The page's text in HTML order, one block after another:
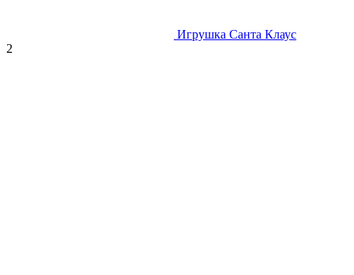
Игрушка Санта Клаус
2